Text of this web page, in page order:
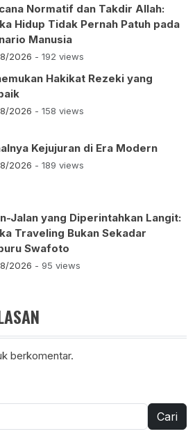
Normatif dan Takdir Allah:
Hidup Tidak Pernah Patuh pada
Manusia
2026 - 192 views
Hakikat Rezeki yang
2026 - 158 views
Kejujuran di Era Modern
2026 - 189 views
Jalan yang Diperintahkan Langit:
Traveling Bukan Sekadar
Swafoto
2026 - 95 views
berkomentar.